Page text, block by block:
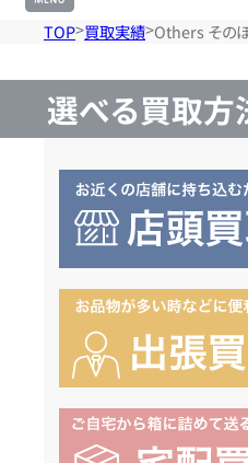
TOP 買取実績 Others その
選べる買取方